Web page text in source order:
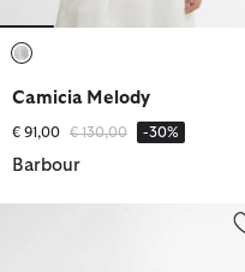
Camicia Melody
€ 91,00 Prezzo ridotto da
€ 130,00a -30%
Barbour